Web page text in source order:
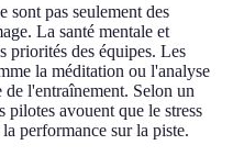
sont pas seulement des
La santé mentale et
priorités des équipes. Les
la méditation ou l'analyse
l'entraînement. Selon un
pilotes avouent que le stress
performance sur la piste.